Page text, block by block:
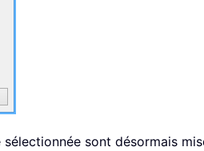
sont désormais